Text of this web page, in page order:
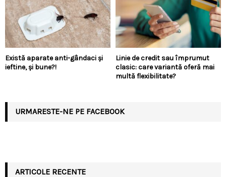
Există aparate anti-gândaci și
ieftine, și bune?!
Linie de credit sau împrumut
clasic: care variantă oferă mai
multă flexibilitate?
URMARESTE-NE PE FACEBOOK
ARTICOLE RECENTE